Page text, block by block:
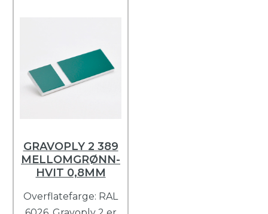
GRAVOPLY 2 389
MELLOMGRØNN-
HVIT 0,8MM
Overflatefarge: RAL